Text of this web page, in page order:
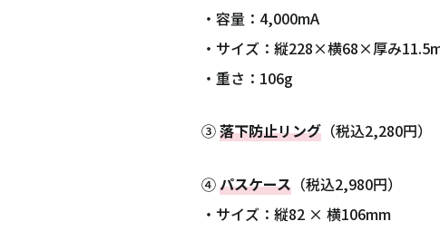
・容量：4,000mA
・サイズ：縦228×横68×厚み
・重さ：106g
③落下防止リング （税込2,280円）
④パスケース （税込2,980円）
・サイズ：縦82 × 横106mm